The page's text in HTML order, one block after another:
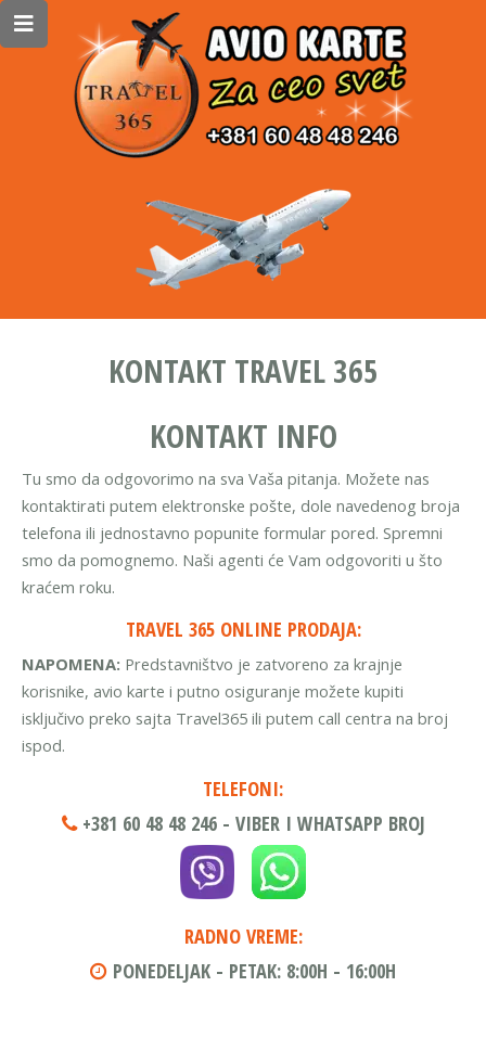
KONTAKT TRAVEL 365
KONTAKT INFO
Tu smo da odgovorimo na sva Vaša pitanja. Možete nas
kontaktirati putem elektronske pošte, dole navedenog broja
telefona ili jednostavno popunite formular pored. Spremni
smo da pomognemo. Naši agenti će Vam odgovoriti u što
kraćem roku.
TRAVEL 365 ONLINE PRODAJA:
NAPOMENA: Predstavništvo je zatvoreno za krajnje
korisnike, avio karte i putno osiguranje možete kupiti
isključivo preko sajta Travel365 ili putem call centra na broj
ispod.
TELEFONI:
+381 60 48 48 246- VIBER I WHATSAPP BROJ
RADNO VREME:
PONEDELJAK - PETAK: 8:00H - 16:00H